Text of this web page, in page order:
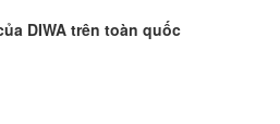
DIWA trên toàn quốc